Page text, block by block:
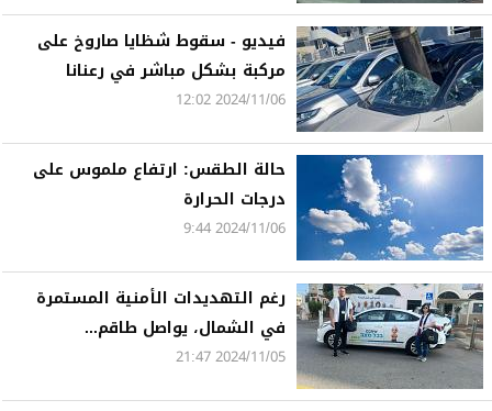
فيديو - سقوط شظايا صاروخ على
مركبة بشكل مباشر في رعنانا
2024/11/06 12:02
حالة الطقس: ارتفاع ملموس على
درجات الحرارة
2024/11/06 9:44
رغم التهديدات الأمنية المستمرة
في الشمال، يواصل طاقم...
2024/11/05 21:47